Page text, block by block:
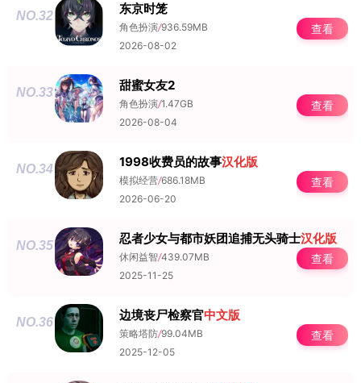
NO.32 东京时笼
角色扮演/936.59MB
2026-08-02
查看
NO.33 甜蜜女友2
角色扮演/1.47GB
2026-08-04
查看
NO.34 1998收费员的故事汉化版
模拟经营/686.18MB
2026-06-20
查看
NO.35 忍者少女与都市妖团追捕无头骑士汉化版
休闲益智/439.07MB
2025-11-25
查看
NO.36 边境丧尸检察官中文版
策略塔防/99.04MB
2025-12-05
查看